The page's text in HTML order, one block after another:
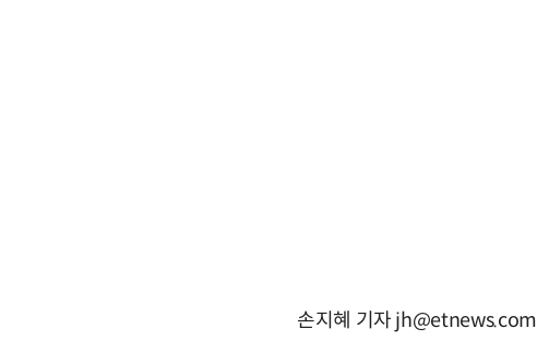
손지혜 기자 jh@etnews.com